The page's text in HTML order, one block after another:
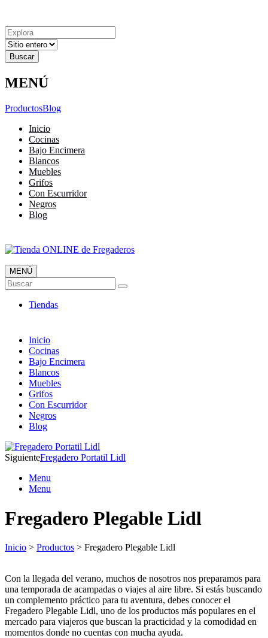
Resultados
para
MENÚ
ProductosBlog
Inicio
Cocinas
Bajo Encimera
Blancos
Muebles
Grifos
Con Escurridor
Negros
Blog
Tienda ONLINE de Fregaderos
TOP en Ventas
MENÚ
Buscar
Tiendas
Inicio
Cocinas
Bajo Encimera
Blancos
Muebles
Grifos
Con Escurridor
Negros
Blog
SiguienteFregadero Portatil Lidl
Menu
Menu
Fregadero Plegable Lidl
Inicio > Productos > Fregadero Plegable Lidl
Con la llegada del verano, muchos de nosotros nos preparamos para
una temporada de acampadas o viajes al aire libre. Si estás buscando
un complemento práctico para tu aventura, debes conocer el
Fregadero Plegable Lidl, uno de los productos más populares en el
mercado para viajeros que buscan la practicidad y la comodidad en
momentos donde no cuentas con mucha ayuda.